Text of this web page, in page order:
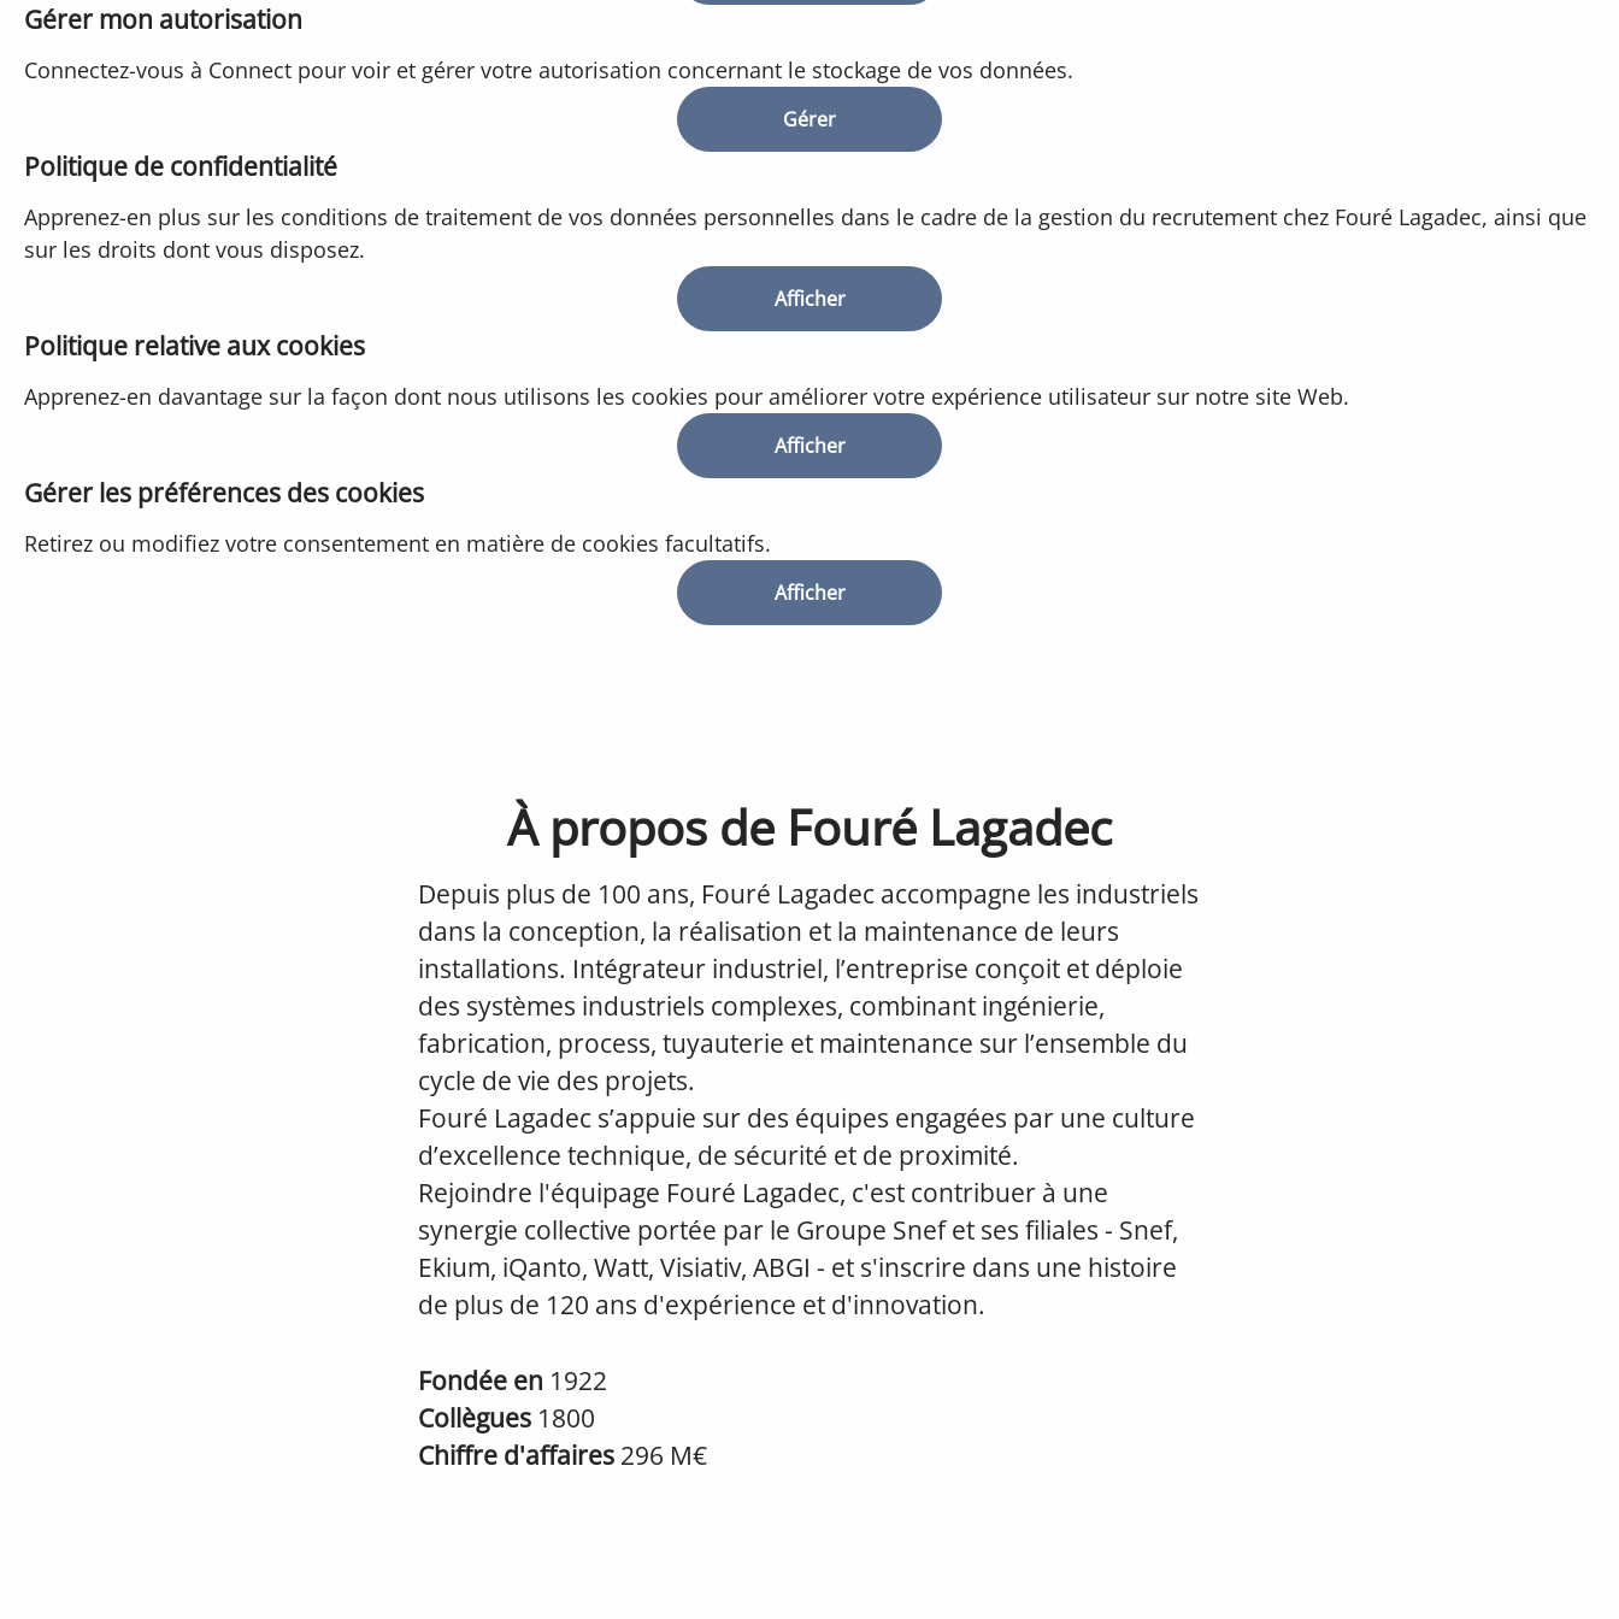
Gérer mon autorisation
Connectez-vous à Connect pour voir et gérer votre autorisation concernant le stockage de vos données.
Gérer
Politique de confidentialité
Apprenez-en plus sur les conditions de traitement de vos données personnelles dans le cadre de la gestion du recrutement chez Fouré Lagadec, ainsi que
sur les droits dont vous disposez.
Afficher
Politique relative aux cookies
Apprenez-en davantage sur la façon dont nous utilisons les cookies pour améliorer votre expérience utilisateur sur notre site Web.
Afficher
Gérer les préférences des cookies
Retirez ou modifiez votre consentement en matière de cookies facultatifs.
Afficher
À propos de Fouré Lagadec
Depuis plus de 100 ans, Fouré Lagadec accompagne les industriels
dans la conception, la réalisation et la maintenance de leurs
installations. Intégrateur industriel, l’entreprise conçoit et déploie
des systèmes industriels complexes, combinant ingénierie,
fabrication, process, tuyauterie et maintenance sur l’ensemble du
cycle de vie des projets.
Fouré Lagadec s’appuie sur des équipes engagées par une culture
d’excellence technique, de sécurité et de proximité.
Rejoindre l'équipage Fouré Lagadec, c'est contribuer à une
synergie collective portée par le Groupe Snef et ses filiales - Snef,
Ekium, iQanto, Watt, Visiativ, ABGI - et s'inscrire dans une histoire
de plus de 120 ans d'expérience et d'innovation.
Fondée en 1922
Collègues 1800
Chiffre d'affaires 296 M€